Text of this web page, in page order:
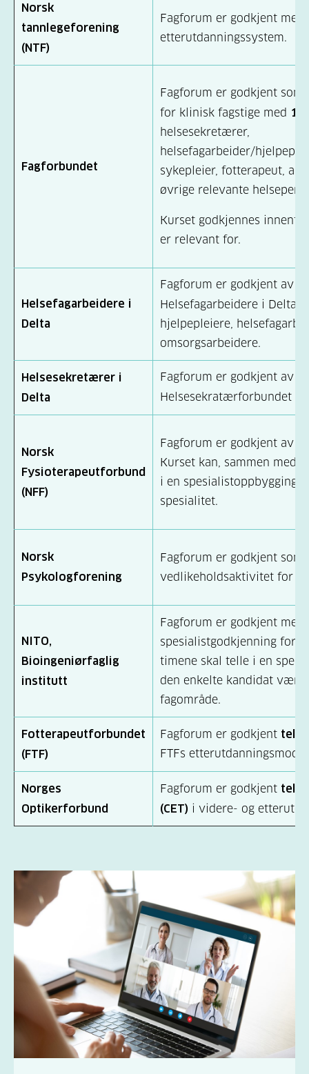
Norsk
tannlegeforening
(NTF)
Fagforum er godkjent med
etterutdanningssystem.
Fagforbundet
Fagforum er godkjent
for klinisk fagstige med 15
helsesekretærer,
helsefagarbeider/
sykepleier, fotterapeut,
øvrige relevante
Kurset godkjennes
er relevant for.
Helsefagarbeidere i
Delta
Fagforum er godkjent av
Helsefagarbeidere i Delta
hjelpepleiere,
omsorgsarbeidere.
Helsesekretærer i
Delta
Fagforum er godkjent av
Helsesekratærforbundet i
Norsk
Fysioterapeutforbund
(NFF)
Fagforum er godkjent av
Kurset kan, sammen med
i en spesialistoppbygging
spesialitet.
Norsk
Psykologforening
Fagforum er godkjent som
vedlikeholdsaktivitet for
NITO,
Bioingeniørfaglig
institutt
Fagforum er godkjent med
spesialistgodkjenning for
timene skal telle i en
den enkelte kandidat
fagområde.
Fotterapeutforbundet
(FTF)
Fagforum er godkjent
FTFs
Norges
Optikerforbund
Fagforum er godkjent
(CET) i videre- og